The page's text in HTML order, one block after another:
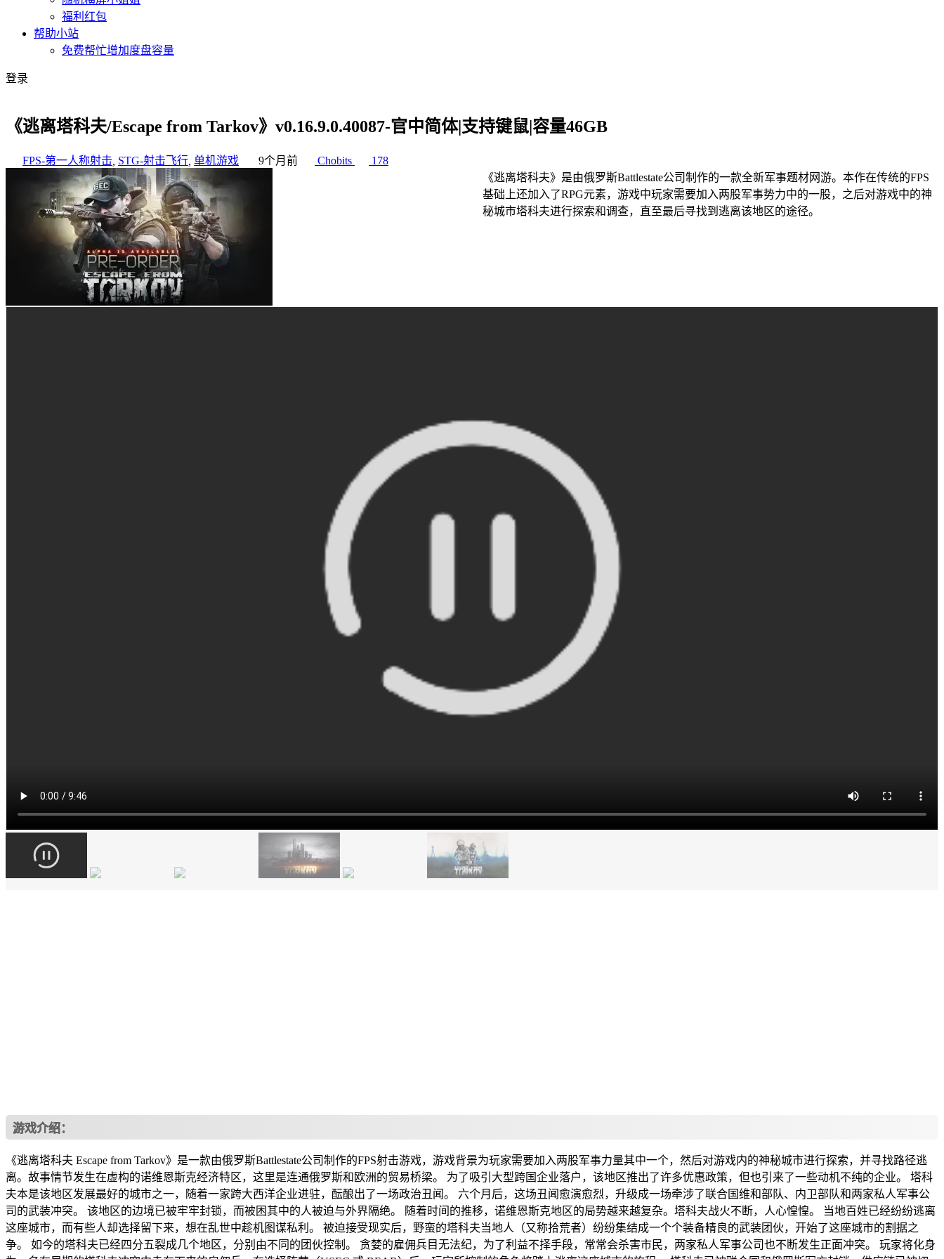
福利红包
帮助小站
免费帮忙增加度盘容量
登录
《逃离塔科夫/Escape from Tarkov》v0.16.9.0.40087-官中简体|支持键鼠|容量46GB
FPS-第一人称射击 STG-射击飞行 单机游戏 9个月前 Chobits
178
《逃离塔科夫》是由俄罗斯Battlestate公司制作的一款全新军事题材网游。本作在传统的FPS
基础上还加入了RPG元素，游戏中玩家需要加入两股军事势力中的一股，之后对游戏中的神
秘城市塔科夫进行探索和调查，直至最后寻找到逃离该地区的途径。
游戏介绍：
《逃离塔科夫 Escape from Tarkov》是一款由俄罗斯Battlestate公司制作的FPS射击游戏，游戏背景为玩家需要加入两股军事力量其中一个，然后对游戏内的神秘城市进行探索，并寻找路径逃
离。故事情节发生在虚构的诺维恩斯克经济特区，这里是连通俄罗斯和欧洲的贸易桥梁。 为了吸引大型跨国企业落户，该地区推出了许多优惠政策，但也引来了一些动机不纯的企业。 塔科
夫本是该地区发展最好的城市之一，随着一家跨大西洋企业进驻，酝酿出了一场政治丑闻。 六个月后，这场丑闻愈演愈烈，升级成一场牵涉了联合国维和部队、内卫部队和两家私人军事公
司的武装冲突。 该地区的边境已被牢牢封锁，而被困其中的人被迫与外界隔绝。 随着时间的推移，诺维恩斯克地区的局势越来越复杂。塔科夫战火不断，人心惶惶。 当地百姓已经纷纷逃离
这座城市，而有些人却选择留下来，想在乱世中趁机图谋私利。 被迫接受现实后，野蛮的塔科夫当地人（又称拾荒者）纷纷集结成一个个装备精良的武装团伙，开始了这座城市的割据之
争。 如今的塔科夫已经四分五裂成几个地区，分别由不同的团伙控制。 贪婪的雇佣兵目无法纪，为了利益不择手段，常常会杀害市民，两家私人军事公司也不断发生正面冲突。 玩家将化身